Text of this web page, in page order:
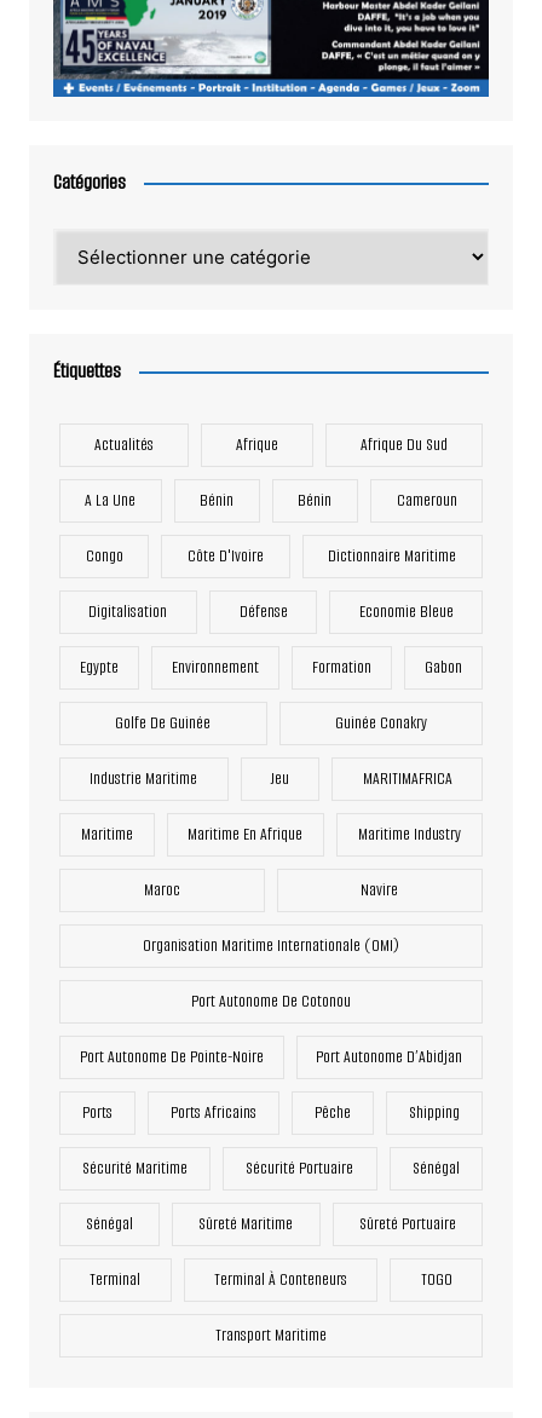
Catégories
Étiquettes
Actualités Afrique Afrique Du Sud
A La Une Bénin Bénin Cameroun
Congo Côte D'Ivoire Dictionnaire Maritime
Digitalisation Défense Economie Bleue
Egypte Environnement Formation Gabon
Golfe De Guinée Guinée Conakry
Industrie Maritime Jeu MARITIMAFRICA
Maritime Maritime En Afrique Maritime Industry
Maroc Navire
Organisation Maritime Internationale (OMI)
Port Autonome De Cotonou
Port Autonome De Pointe-Noire Port Autonome D’Abidjan
Ports Ports Africains Pêche Shipping
Sécurité Maritime Sécurité Portuaire Sénégal
Sénégal Sûreté Maritime Sûreté Portuaire
Terminal Terminal À Conteneurs TOGO
Transport Maritime